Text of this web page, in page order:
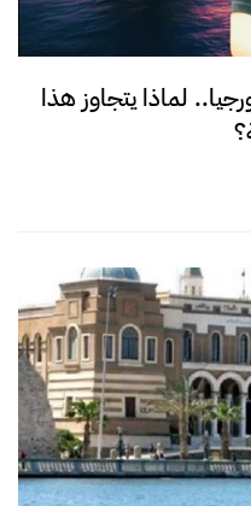
لماذا يتجاوز هذا